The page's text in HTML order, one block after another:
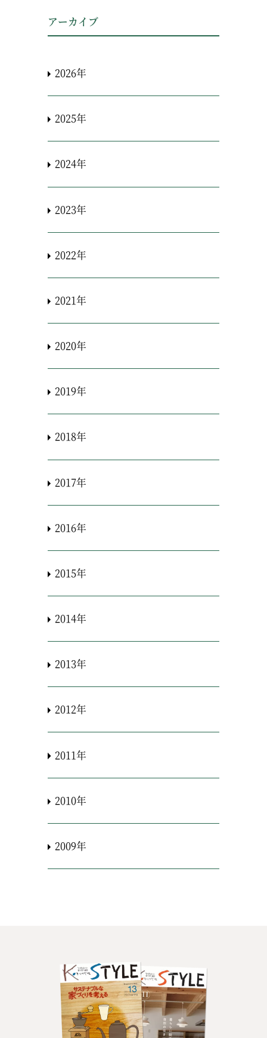
アーカイブ
2026年
2025年
2024年
2023年
2022年
2021年
2020年
2019年
2018年
2017年
2016年
2015年
2014年
2013年
2012年
2011年
2010年
2009年